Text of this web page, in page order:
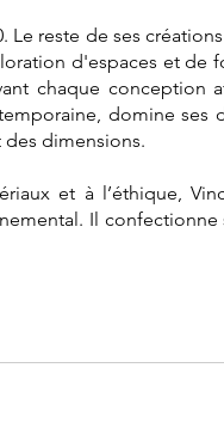
Le reste de ses
d'espaces et de
chaque
domine
des dimensions.
et à l’éthique,
Il